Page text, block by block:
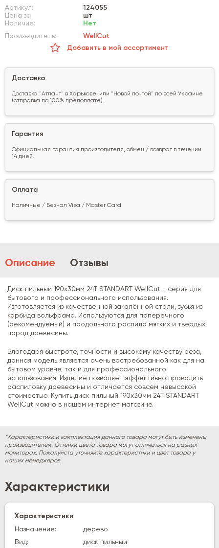
Артикул:
124055
Цена за
шт
Наличие:
Нет
Производитель:
WellCut
Добавить в мой ассортимент
Доставка
Доставка "Атлант" в Харькове, или "Новой почтой" по всей Украине
(отправка по 100% предоплате).
Гарантия
Официальная гарантия производителя, обмен / возврат в течении
14 дней.
Оплата
Наличные / Безнал Visa / Master Card
Описание Отзывы
Диск пильный 190х30мм 24Т STANDART WellCut - серия для
бытового и профессионального использования.
Изготовляется из качественной закалённой стали, зубья из
карбида вольфрама. Используются для поперечного
(рекомендуемый) и продольного распила мягких и твердых
пород древесины.
Благодаря быстроте, точности и высокому качеству реза,
данная модель является очень востребованной как для на
бытовом уровне, так и для профессионального
использования. Изделие позволяет эффективно проводить
распиловку древесины и отличается совсем невысокой
стоимостью. Купить диск пильный 190х30мм 24Т STANDART
WellCut можно в нашем интернет магазине.
*Характеристики и комплектация данного товара могут быть изменены
производителем. Оттенки цвета товара могут отличаться на разных
мониторах. Пожалуйста уточняйте характеристики и цвет товара у
наших менеджеров.
Характеристики
Характеристики
Назначение:
дерево
Вид:
диск пильный